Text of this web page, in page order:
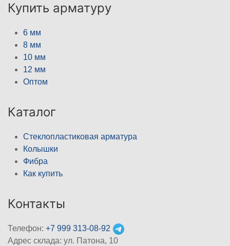
Купить арматуру
6 мм
8 мм
10 мм
12 мм
Оптом
Каталог
Стеклопластиковая арматура
Колышки
Фибра
Как купить
Контакты
Телефон: +7 999 313-08-92
Адрес склада: ул. Патона, 10